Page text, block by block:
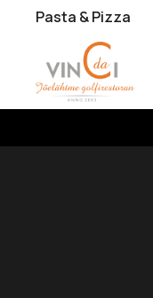
Pasta & Pizza